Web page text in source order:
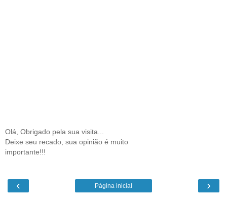
Olá, Obrigado pela sua visita...
Deixe seu recado, sua opinião é muito
importante!!!
‹ ›
Página inicial